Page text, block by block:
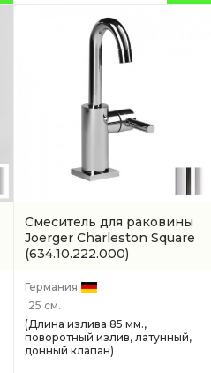
Смеситель для раковины
Joerger Charleston Square
(634.10.222.000)
Германия
25 см.
(Длина излива 85 мм.,
поворотный излив, латунный,
донный клапан)